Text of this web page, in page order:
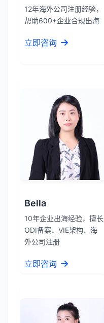
12年海外公司注册经验，
帮助600+企业合规出海
立即咨询
Bella
10年企业出海经验，擅长
ODI备案、VIE架构、海
外公司注册
立即咨询